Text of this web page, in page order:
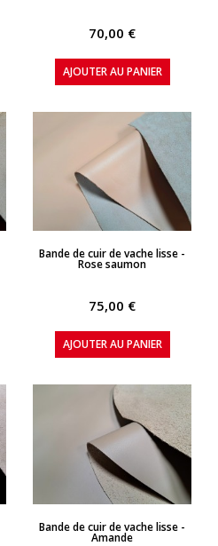
70,00 €
AJOUTER AU PANIER
APERÇU RAPIDE
Bande de cuir de vache lisse -
Rose saumon
75,00 €
AJOUTER AU PANIER
APERÇU RAPIDE
Bande de cuir de vache lisse -
Amande